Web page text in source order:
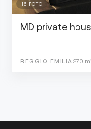
16 FOTO
MD private
REGGIO EMILIA 270